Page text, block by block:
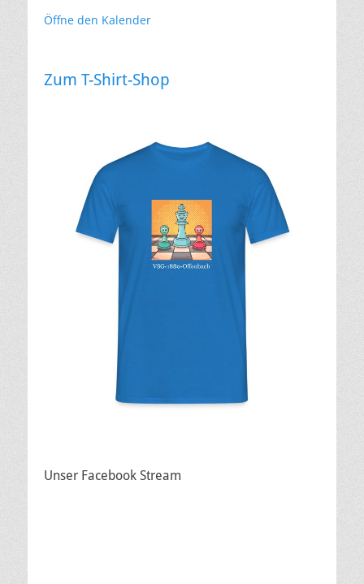
Öffne den Kalender
Zum T-Shirt-Shop
Unser Facebook Stream